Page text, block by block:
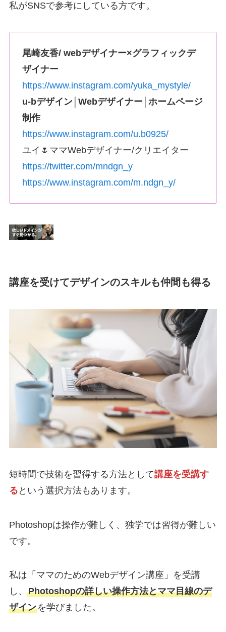
私がSNSで参考にしている方です。
尾崎友香/ webデザイナー×グラフィックデ
ザイナー
https://www.instagram.com/yuka_mystyle/
u-bデザイン│Webデザイナー│ホームページ
制作
https://www.instagram.com/u.b0925/
ユイ🌷ママWebデザイナー/クリエイター
https://twitter.com/mndgn_y
https://www.instagram.com/m.ndgn_y/
講座を受けてデザインのスキルも仲間も得る
短時間で技術を習得する方法として講座を受講す
る という選択方法もあります。
Photoshopは操作が難しく、独学では習得が難しい
です。
私は「ママのためのWebデザイン講座」を受講
し、 Photoshopの詳しい操作方法とママ目線のデ
ザインを学びました。